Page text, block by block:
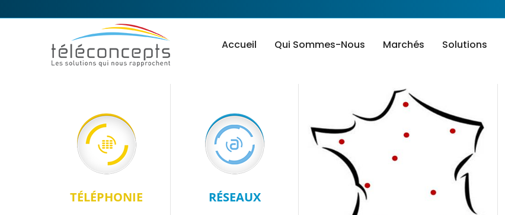
Accueil
Qui Sommes-Nous Marchés Solutions
TÉLÉPHONIE RÉSEAUX